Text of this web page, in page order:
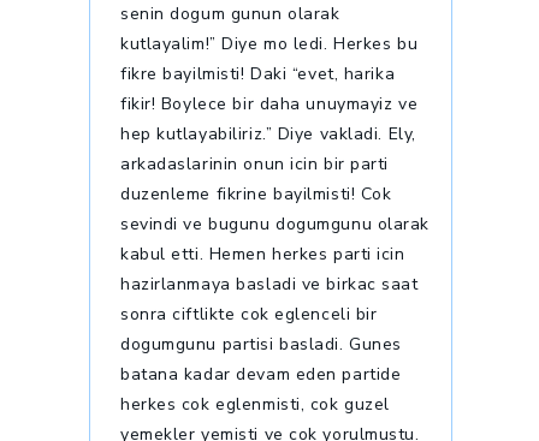
senin dogum gunun olarak
kutlayalim!” Diye mo ledi. Herkes bu
fikre bayilmisti! Daki “evet, harika
fikir! Boylece bir daha unuymayiz ve
hep kutlayabiliriz.” Diye vakladi. Ely,
arkadaslarinin onun icin bir parti
duzenleme fikrine bayilmisti! Cok
sevindi ve bugunu dogumgunu olarak
kabul etti. Hemen herkes parti icin
hazirlanmaya basladi ve birkac saat
sonra ciftlikte cok eglenceli bir
dogumgunu partisi basladi. Gunes
batana kadar devam eden partide
herkes cok eglenmisti, cok guzel
yemekler yemisti ve cok yorulmustu.